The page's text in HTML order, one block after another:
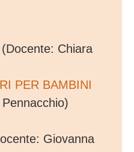
(Docente: Chiara
PER BAMBINI
Giovanna